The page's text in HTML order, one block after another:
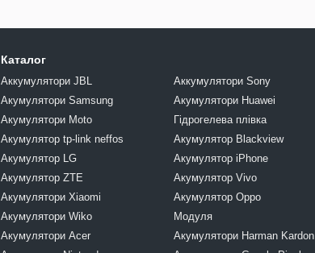
Каталог
Аккумулятори JBL
Акумулятори Samsung
Акумулятори Moto
Акумулятор tp-link neffos
Акумулятор LG
Акумулятор ZTE
Акумулятори Xiaomi
Акумулятори Wiko
Акумулятори Acer
Аккумулятори Sony
Акумулятори Huawei
Гідрогелева плівка
Акумулятор Blackview
Акумулятор iPhone
Акумулятор Vivo
Акумулятор Oppo
Модуля
Акумулятори Harman Kardon